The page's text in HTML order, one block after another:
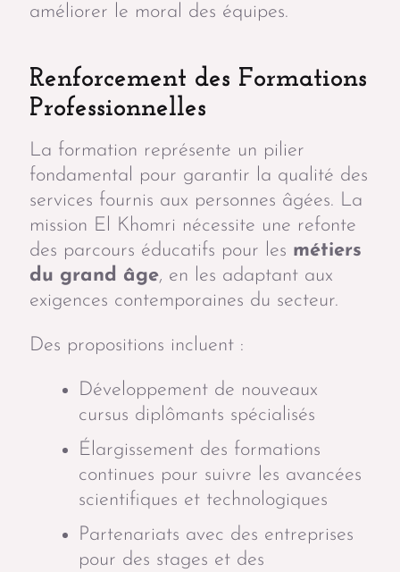
améliorer le moral des équipes.
Renforcement des Formations
Professionnelles
La formation représente un pilier
fondamental pour garantir la qualité des
services fournis aux personnes âgées. La
mission El Khomri nécessite une refonte
des parcours éducatifs pour les métiers
du grand âge, en les adaptant aux
exigences contemporaines du secteur.
Des propositions incluent :
Développement de nouveaux
cursus diplômants spécialisés
Élargissement des formations
continues pour suivre les avancées
scientifiques et technologiques
Partenariats avec des entreprises
pour des stages et des